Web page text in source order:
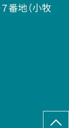
番地（小牧